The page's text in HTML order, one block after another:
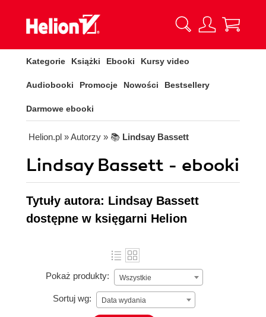
Kategorie Książki Ebooki Kursy video
Audiobooki Promocje Nowości Bestsellery
Darmowe ebooki
Helion.pl » Autorzy » 📚 Lindsay Bassett
Lindsay Bassett - ebooki
Tytuły autora: Lindsay Bassett
dostępne w księgarni Helion
Pokaż produkty: Wszystkie
Sortuj wg: Data wydania